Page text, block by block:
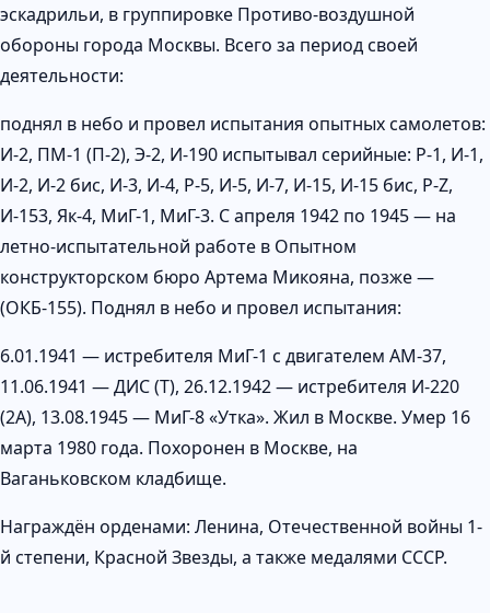
эскадрильи, в группировке Противо-воздушной
обороны города Москвы. Всего за период своей
деятельности:
поднял в небо и провел испытания опытных самолетов:
И-2, ПМ-1 (П-2), Э-2, И-190 испытывал серийные: Р-1, И-1,
И-2, И-2 бис, И-3, И-4, Р-5, И-5, И-7, И-15, И-15 бис, Р-Z,
И-153, Як-4, МиГ-1, МиГ-3. С апреля 1942 по 1945 — на
летно-испытательной работе в Опытном
конструкторском бюро Артема Микояна, позже —
(ОКБ-155). Поднял в небо и провел испытания:
6.01.1941 — истребителя МиГ-1 с двигателем АМ-37,
11.06.1941 — ДИС (Т), 26.12.1942 — истребителя И-220
(2А), 13.08.1945 — МиГ-8 «Утка». Жил в Москве. Умер 16
марта 1980 года. Похоронен в Москве, на
Ваганьковском кладбище.
Награждён орденами: Ленина, Отечественной войны 1-
й степени, Красной Звезды, а также медалями СССР.